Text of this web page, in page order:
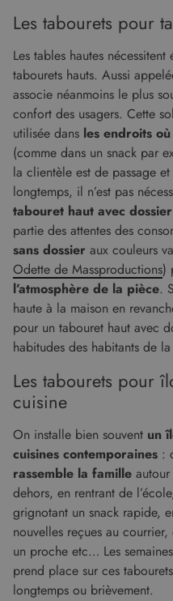
Les tabourets pour
Les tables hautes
tabourets hauts. Aussi
associe néanmoins le plus
confort des usagers. Cette
utilisée dans les endroits
(comme dans un snack par
la clientèle est de passage
longtemps, il n’est pas
tabouret haut avec dossier
partie des attentes des
sans dossier aux couleurs
Odette de Massproductions)
l’atmosphère de la pièce.
haute à la maison en
pour un tabouret haut avec
habitudes des habitants de
Les tabourets pour
cuisine
On installe bien souvent un
cuisines contemporaines :
rassemble la famille
dehors, en rentrant de
grignotant un snack rapide,
nouvelles reçues au
un proche etc… Les
prend place sur ces
longtemps ou brièvement.